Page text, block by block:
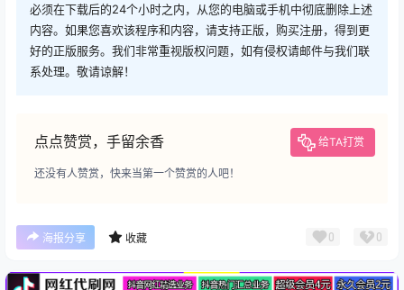
必须在下载后的24个小时之内，从您的电脑或手机中彻底删除上述
内容。如果您喜欢该程序和内容，请支持正版，购买注册，得到更
好的正版服务。我们非常重视版权问题，如有侵权请邮件与我们联
系处理。敬请谅解！
点点赞赏，手留余香 给TA打赏
还没有人赞赏，快来当第一个赞赏的人吧！
海报分享 收藏 0 0
广告